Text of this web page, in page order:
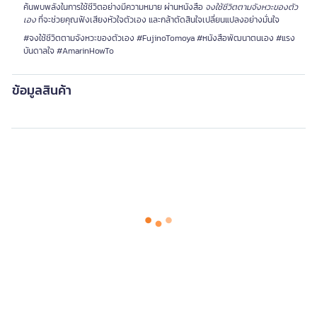
ค้นพบพลังในการใช้ชีวิตอย่างมีความหมาย ผ่านหนังสือ จงใช้ชีวิตตามจังหวะของตัว
เองที่จะช่วยคุณฟังเสียงหัวใจตัวเอง และกล้าตัดสินใจเปลี่ยนแปลงอย่างมั่นใจ
#จงใช้ชีวิตตามจังหวะของตัวเอง #FujinoTomoya #หนังสือพัฒนาตนเอง #แรง
บันดาลใจ #AmarinHowTo
ข้อมูลสินค้า